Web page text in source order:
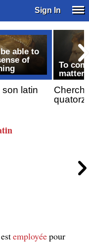
Sign In
able to
of
latin
To
matters
employéepour